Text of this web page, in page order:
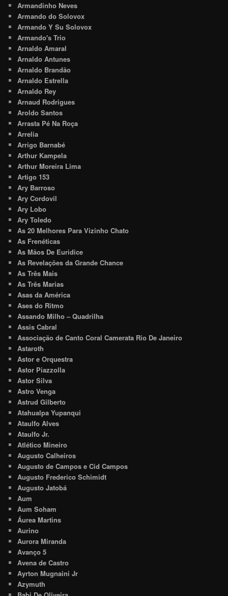
Armandinho Neves
Armando do Solovox
Armando Y Su Solovox
Armando's Trio
Arnaldo Amaral
Arnaldo Antunes
Arnaldo Brandão
Arnaldo Estrella
Arnaldo Rey
Arnaud Rodrigues
Aroldo Santos
Arrasta Pé Na Roça
Arrelia
Arrigo Barnabé
Arthur Kampela
Arthur Moreira Lima
Artigo 153
Ary Barroso
Ary Cordovil
Ary Lobo
Ary Toledo
As 20 Melhores Para Vizinho Chato
As Frenéticas
As Mãos De Euridice
As Revelações da Grande Chance
As Três Mais
As Três Marias
Asas da América
Ases do Ritmo
Assando Milho – Quadrilha
Assis Cabral
Associação de Canto Coral Camerata Rio De Janeiro
Astaroth
Astor e Orquestra
Astor Piazzolla
Astor Silva
Astro Venga
Astrud Gilberto
Atahualpa Yupanqui
Ataulfo Alves
Ataulfo Jr.
Atlético Mineiro
Augusto Calheiros
Augusto de Campos e Cid Campos
Augusto Frederico Schimidt
Augusto Jatobá
Aum
Aum Soham
Áurea Martins
Aurino
Aurora Miranda
Avanço 5
Avena de Castro
Ayrton Mugnaini Jr
Azymuth